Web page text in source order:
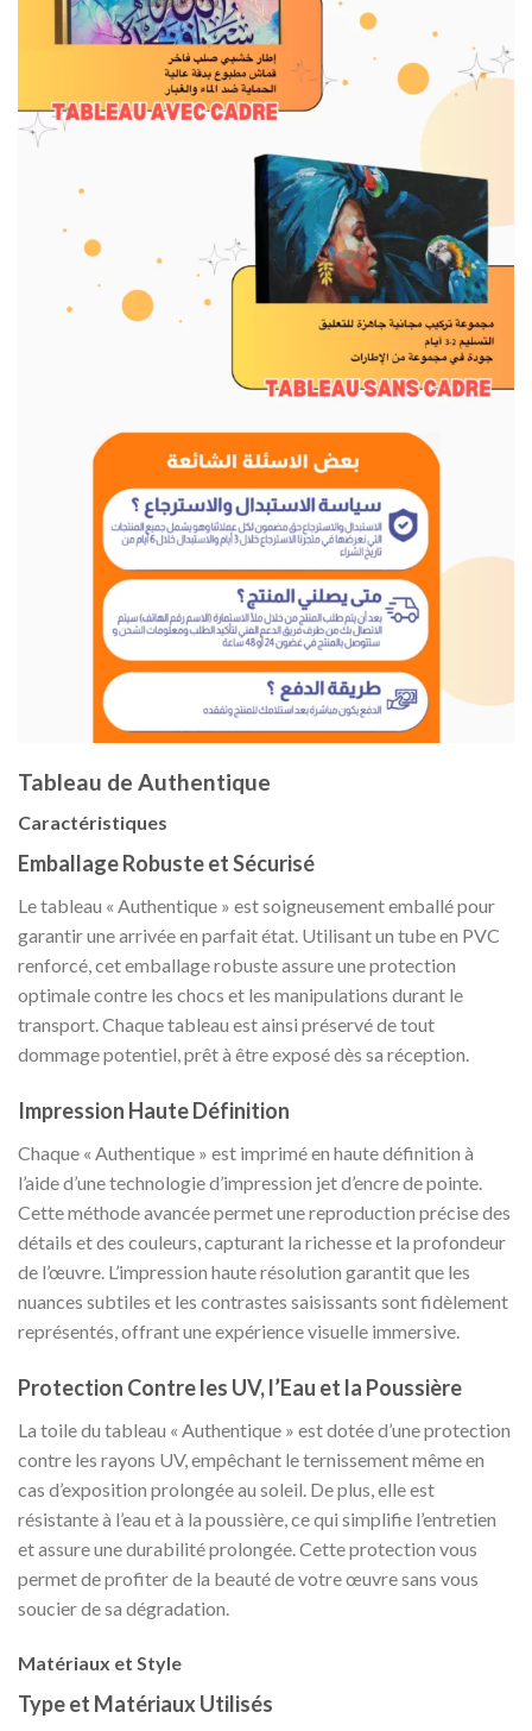
Tableau de Authentique
Caractéristiques
Emballage Robuste et Sécurisé
Le tableau « Authentique » est soigneusement emballé pour
garantir une arrivée en parfait état. Utilisant un tube en PVC
renforcé, cet emballage robuste assure une protection
optimale contre les chocs et les manipulations durant le
transport. Chaque tableau est ainsi préservé de tout
dommage potentiel, prêt à être exposé dès sa réception.
Impression Haute Définition
Chaque « Authentique » est imprimé en haute définition à
l’aide d’une technologie d’impression jet d’encre de pointe.
Cette méthode avancée permet une reproduction précise des
détails et des couleurs, capturant la richesse et la profondeur
de l’œuvre. L’impression haute résolution garantit que les
nuances subtiles et les contrastes saisissants sont fidèlement
représentés, offrant une expérience visuelle immersive.
Protection Contre les UV, l’Eau et la Poussière
La toile du tableau « Authentique » est dotée d’une protection
contre les rayons UV, empêchant le ternissement même en
cas d’exposition prolongée au soleil. De plus, elle est
résistante à l’eau et à la poussière, ce qui simplifie l’entretien
et assure une durabilité prolongée. Cette protection vous
permet de profiter de la beauté de votre œuvre sans vous
soucier de sa dégradation.
Matériaux et Style
Type et Matériaux Utilisés